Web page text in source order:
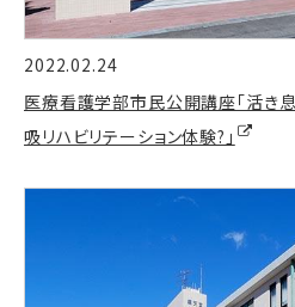
2022.02.24
医療看護学部市民公開講座「活き
吸リハビリテーション体験?」